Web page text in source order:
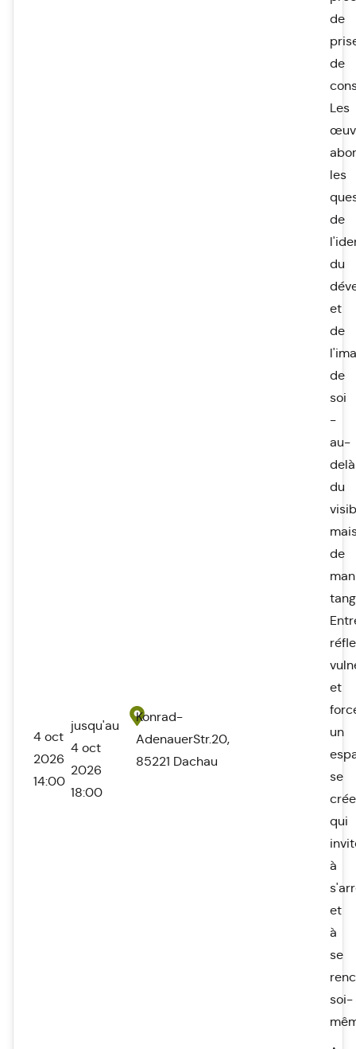
4 oct
2026
14:00
jusqu'au
4 oct
2026
18:00
Konrad-
AdenauerStr.20,
85221 Dachau
de
de
Les
les
de
du
et
de
de
soi
-
au-
delà
du
de
et
un
se
crée
qui
à
et
à
se
soi-